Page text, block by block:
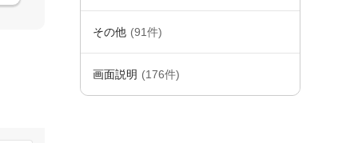
その他 (91件)
画面説明 (176件)